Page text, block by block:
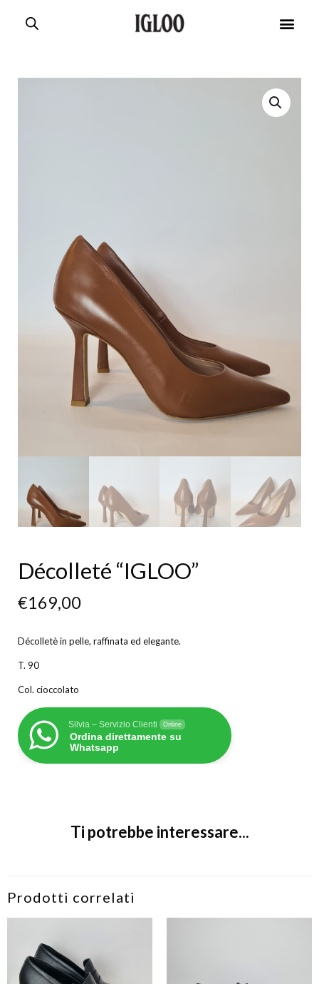
Décolleté “IGLOO”
€169,00
Décolletè in pelle, raffinata ed elegante.
T. 90
Col. cioccolato
Silvia – Servizio Clienti Online
Ordina direttamente su
Whatsapp
Ti potrebbe interessare...
Prodotti correlati